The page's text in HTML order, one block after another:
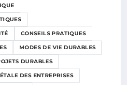
CONSEILS PRATIQUES
MODES DE VIE DURABLES
DURABLES
DES ENTREPRISES